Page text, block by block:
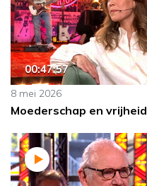
00:47:57
8 mei 2026
Moederschap en vrijheid